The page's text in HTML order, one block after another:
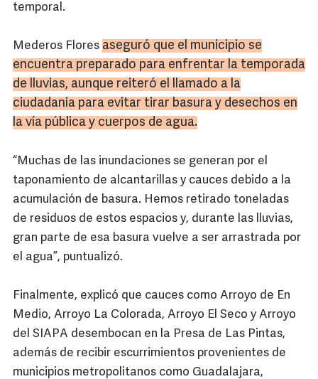
temporal.
Mederos Flores aseguró que el municipio se
encuentra preparado para enfrentar la temporada
de lluvias, aunque reiteró el llamado a la
ciudadanía para evitar tirar basura y desechos en
la vía pública y cuerpos de agua.
“Muchas de las inundaciones se generan por el
taponamiento de alcantarillas y cauces debido a la
acumulación de basura. Hemos retirado toneladas
de residuos de estos espacios y, durante las lluvias,
gran parte de esa basura vuelve a ser arrastrada por
el agua”, puntualizó.
Finalmente, explicó que cauces como Arroyo de En
Medio, Arroyo La Colorada, Arroyo El Seco y Arroyo
del SIAPA desembocan en la Presa de Las Pintas,
además de recibir escurrimientos provenientes de
municipios metropolitanos como Guadalajara,